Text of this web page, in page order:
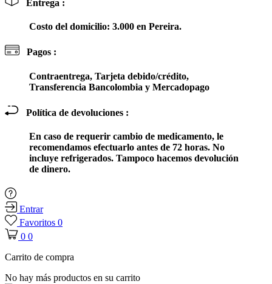
Entrega :
Costo del domicilio: 3.000 en Pereira.
Pagos :
Contraentrega, Tarjeta debido/crédito,
Transferencia Bancolombia y Mercadopago
Política de devoluciones :
En caso de requerir cambio de medicamento, le
recomendamos efectuarlo antes de 72 horas. No
incluye refrigerados. Tampoco hacemos devolución
de dinero.
Entrar
Favoritos 0
0 0
Carrito de compra
No hay más productos en su carrito